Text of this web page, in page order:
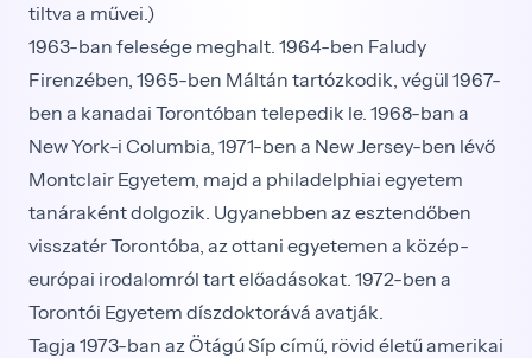
tiltva a művei.)
1963-ban felesége meghalt. 1964-ben Faludy
Firenzében, 1965-ben Máltán tartózkodik, végül 1967-
ben a kanadai Torontóban telepedik le. 1968-ban a
New York-i Columbia, 1971-ben a New Jersey-ben lévő
Montclair Egyetem, majd a philadelphiai egyetem
tanáraként dolgozik. Ugyanebben az esztendőben
visszatér Torontóba, az ottani egyetemen a közép-
európai irodalomról tart előadásokat. 1972-ben a
Torontói Egyetem díszdoktorává avatják.
Tagja 1973-ban az Ötágú Síp című, rövid életű amerikai